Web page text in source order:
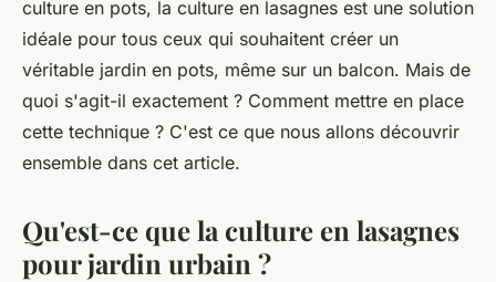
culture en pots, la culture en lasagnes est une solution
idéale pour tous ceux qui souhaitent créer un
véritable jardin en pots, même sur un balcon. Mais de
quoi s'agit-il exactement ? Comment mettre en place
cette technique ? C'est ce que nous allons découvrir
ensemble dans cet article.
Qu'est-ce que la culture en lasagnes
pour jardin urbain ?